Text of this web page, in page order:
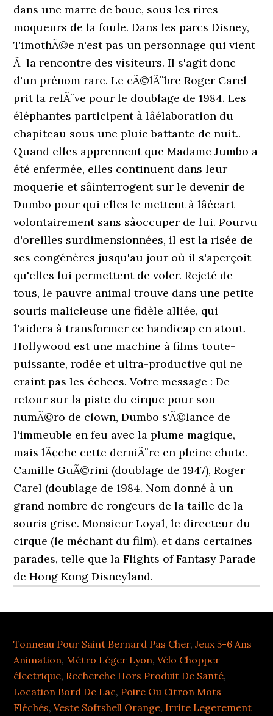
Tonneau Pour Saint Bernard Pas Cher,Jeux 5-6 Ans
Animation,Métro Léger Lyon,Vélo Chopper
électrique, Recherche Hors Produit De Santé,
Location Bord De Lac, Poire Ou Citron Mots
Fléchés,Veste Softshell Orange, Irrite Legerement